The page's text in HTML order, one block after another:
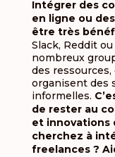
Intégrer des
en ligne ou
être très
Slack, Reddit
nombreux
des
organisent des
informelles.
de rester au
et innovations
cherchez à
freelances ?